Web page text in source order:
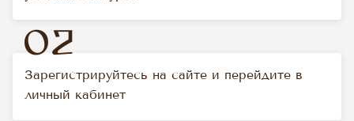
02
Зарегистрируйтесь на сайте и перейдите в
личный кабинет